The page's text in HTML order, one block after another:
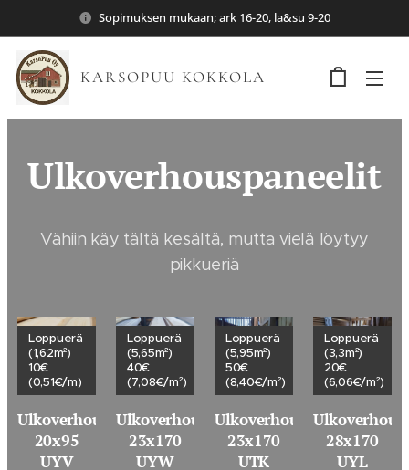
Sopimuksen mukaan; ark 16-20, la&su 9-20
KARSOPUU KOKKOLA
Ulkoverhouspaneelit
Vähiin käy tältä kesältä, mutta vielä löytyy
pikkueriä
Ulkoverhouspaneeli
20x95
UYV
Loppuerä
(1,62m²)
10€
(0,51€/m)
Ulkoverhouspaneeli
23x170
UYW
Loppuerä
(5,65m²)
40€
(7,08€/m²)
Ulkoverhouspaneeli
23x170
UTK
Loppuerä
(5,95m²)
50€
(8,40€/m²)
28x170
UYL
Loppuerä
(3,3m²)
20€
(6,06€/m²)